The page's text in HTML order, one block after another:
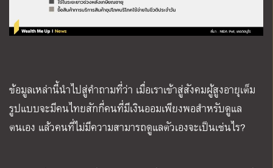
ข้อมูลเหล่านี้นำไปสู่คำถามที่ว่า เมื่อเราเข้าสู่สังคมผู้สูงอายุเต็ม
รูปแบบจะมีคนไทยสักกี่คนที่มีเงินออมเพียงพอสำหรับดูแล
ตนเอง แล้วคนที่ไม่มีความสามารถดูแลตัวเองจะเป็นเช่นไร?